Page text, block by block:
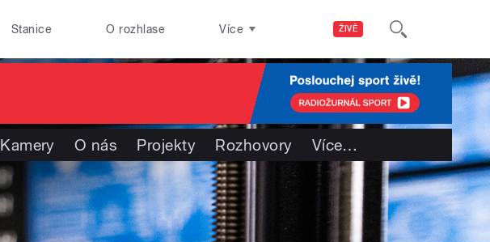
ŽIVĚ
Stanice O rozhlase Více
Kamery O nás Projekty Rozhovory Více…